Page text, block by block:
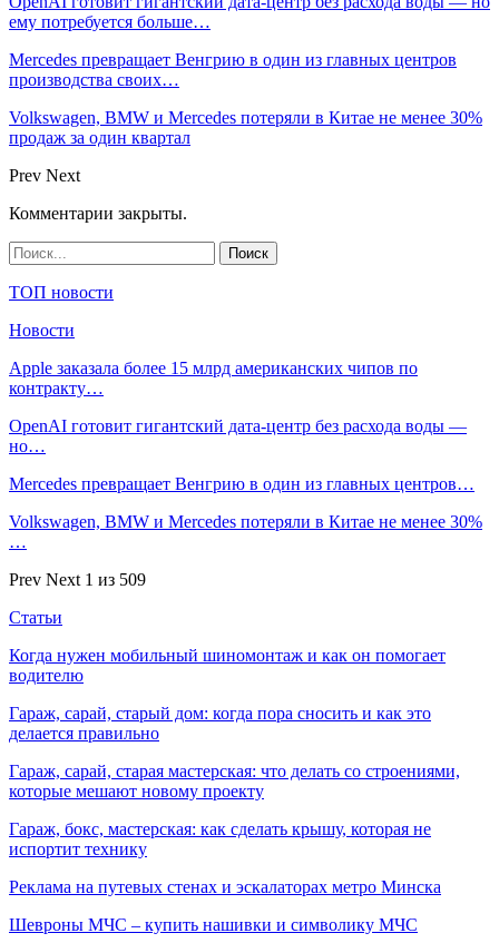
ему потребуется больше…
Mercedes превращает Венгрию в один из главных центров
производства своих…
Volkswagen, BMW и Mercedes потеряли в Китае не менее 30%
продаж за один квартал
Prev Next
Комментарии закрыты.
ТОП новости
Новости
Apple заказала более 15 млрд американских чипов по
контракту…
OpenAI готовит гигантский дата-центр без расхода воды —
но…
Mercedes превращает Венгрию в один из главных центров…
Volkswagen, BMW и Mercedes потеряли в Китае не менее 30%
…
Prev Next 1 из 509
Статьи
Когда нужен мобильный шиномонтаж и как он помогает
водителю
Гараж, сарай, старый дом: когда пора сносить и как это
делается правильно
Гараж, сарай, старая мастерская: что делать со строениями,
которые мешают новому проекту
Гараж, бокс, мастерская: как сделать крышу, которая не
испортит технику
Реклама на путевых стенах и эскалаторах метро Минска
Шевроны МЧС – купить нашивки и символику МЧС